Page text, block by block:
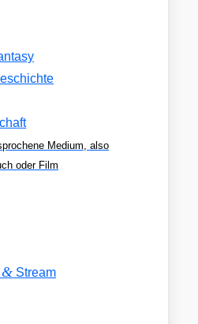
Medium, also
oder Film
& Stream